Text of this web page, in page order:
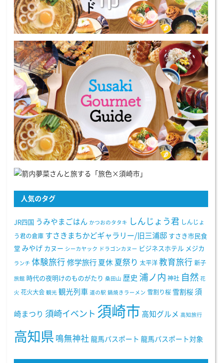
人気のタグ
JR四国 うみやまごはん かつおのタタキ しんじょう君 しんじょ
う君の倉庫 すさきまちかどギャラリー/旧三浦邸 すさき市民食
堂 みやげ カヌー シーカヤック ドラゴンカヌー ビジネスホテル メジカ
ランチ 体験旅行 修学旅行 夏休 夏祭り 太平洋 教育旅行 新子
旅館 時代の夜明けのものがたり 桑田山 歴史 浦ノ内 神社 自然 花
火 花火大会 観光 観光列車 道の駅 鍋焼きラーメン 雪割り桜 雪割桜 須
崎まつり 須崎イベント 須崎市 高知グルメ 高知旅行
高知県 鳴無神社 龍馬パスポート 龍馬パスポート対象